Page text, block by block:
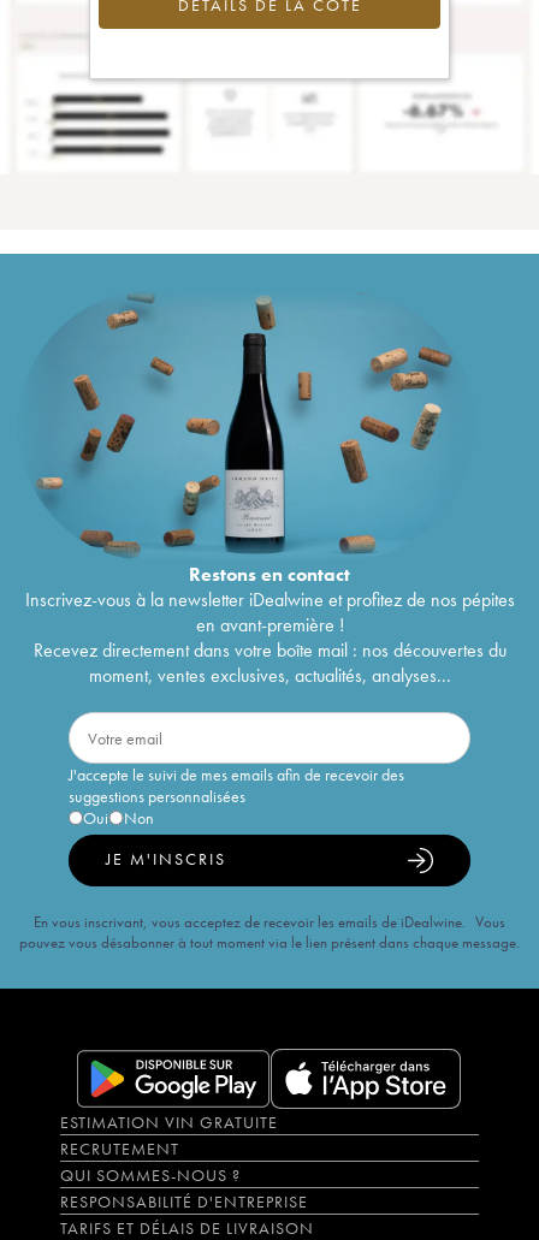
DÉTAILS DE LA COTE
Restons encontact
Inscrivez-vous à la newsletter iDealwine et profitez de nos pépites
en avant-première !
Recevez directement dans votre boîte mail : nos découvertes du
moment, ventes exclusives, actualités, analyses...
J'accepte le suivi de mes emails afin de recevoir des
suggestions personnalisées
Oui
Non
JE M'INSCRIS
En vous inscrivant, vous acceptez de recevoir les emails de iDealwine. Vous
pouvez vous désabonner à tout moment via le lien présent dans chaque message.
ESTIMATION VIN GRATUITE
RECRUTEMENT
QUI SOMMES-NOUS ?
RESPONSABILITÉ D'ENTREPRISE
TARIFS ET DÉLAIS DE LIVRAISON